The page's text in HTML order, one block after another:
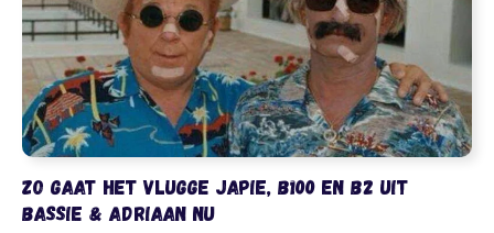
Zo gaat het Vlugge Japie, B100 en B2 uit
Bassie & Adriaan nu